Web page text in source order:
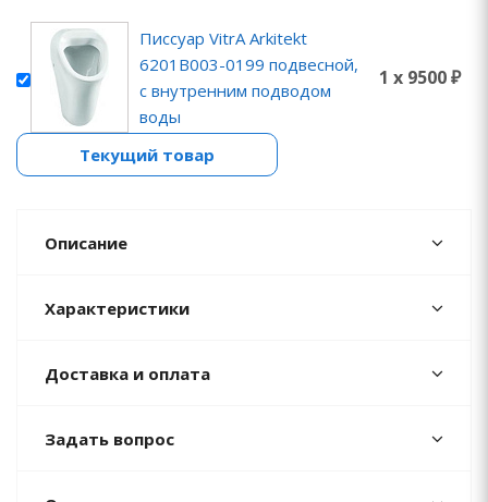
Писсуар VitrA Arkitekt
6201B003-0199 подвесной,
с внутренним подводом
воды
1 x 9500 ₽
Текущий товар
Описание
Характеристики
Доставка и оплата
Задать вопрос